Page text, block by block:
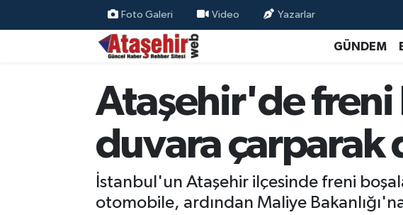
Foto Galeri Video Yazarlar
GÜNDEM
Ataşehir'de freni
duvara çarparak
İstanbul'un Ataşehir ilçesinde freni
otomobile, ardından Maliye
Hava Durumu
Trafik Durumu
Süper Lig Puan Durumu ve Fikstür
Tüm Manşetler
Son Dakika Haberleri